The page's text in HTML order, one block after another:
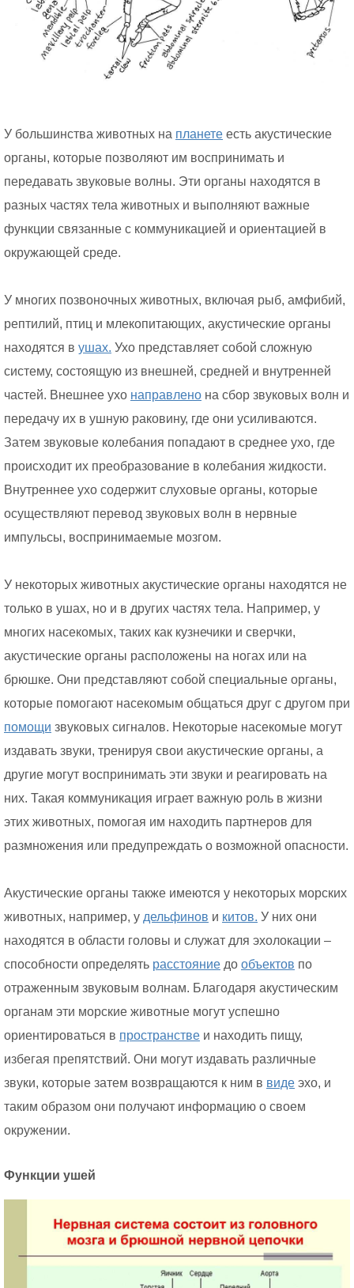
У большинства животных на планете есть акустические
органы, которые позволяют им воспринимать и
передавать звуковые волны. Эти органы находятся в
разных частях тела животных и выполняют важные
функции связанные с коммуникацией и ориентацией в
окружающей среде.
У многих позвоночных животных, включая рыб, амфибий,
рептилий, птиц и млекопитающих, акустические органы
находятся в ушах. Ухо представляет собой сложную
систему, состоящую из внешней, средней и внутренней
частей. Внешнее ухо направлено на сбор звуковых волн и
передачу их в ушную раковину, где они усиливаются.
Затем звуковые колебания попадают в среднее ухо, где
происходит их преобразование в колебания жидкости.
Внутреннее ухо содержит слуховые органы, которые
осуществляют перевод звуковых волн в нервные
импульсы, воспринимаемые мозгом.
У некоторых животных акустические органы находятся не
только в ушах, но и в других частях тела. Например, у
многих насекомых, таких как кузнечики и сверчки,
акустические органы расположены на ногах или на
брюшке. Они представляют собой специальные органы,
которые помогают насекомым общаться друг с другом при
помощи звуковых сигналов. Некоторые насекомые могут
издавать звуки, тренируя свои акустические органы, а
другие могут воспринимать эти звуки и реагировать на
них. Такая коммуникация играет важную роль в жизни
этих животных, помогая им находить партнеров для
размножения или предупреждать о возможной опасности.
Акустические органы также имеются у некоторых морских
животных, например, у дельфинов и китов. У них они
находятся в области головы и служат для эхолокации –
способности определять расстояние до объектов по
отраженным звуковым волнам. Благодаря акустическим
органам эти морские животные могут успешно
ориентироваться в пространстве и находить пищу,
избегая препятствий. Они могут издавать различные
звуки, которые затем возвращаются к ним в виде эхо, и
таким образом они получают информацию о своем
окружении.
Функции ушей